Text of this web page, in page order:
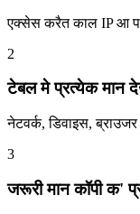
एक्सेस करैत काल IP आ
2
टेबल मे प्रत्येक मान
नेटवर्क, डिवाइस,
3
जरूरी मान कॉपी क'